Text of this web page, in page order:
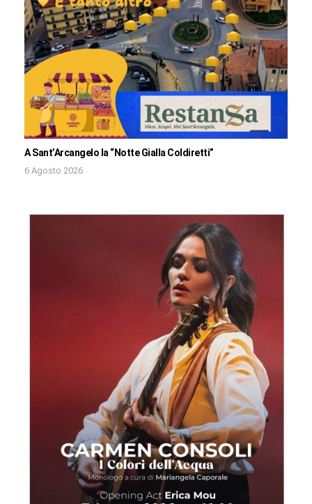
A Sant’Arcangelo la “Notte Gialla Coldiretti”
6 Agosto 2026